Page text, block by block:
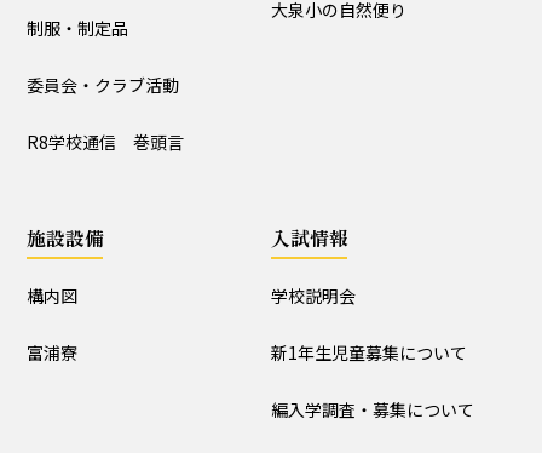
入試情報
編入学調査・募集について
お知らせ
すべて 入試情報・セミナー情報など
行事と生活団活動
探究プログラムの実践
制服・制定品
委員会・クラブ活動
R8学校通信 巻頭言
大泉小の自然便り
施設設備
構内図
富浦寮
入試情報
学校説明会
新1年生児童募集について
編入学調査・募集について